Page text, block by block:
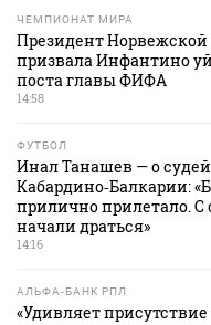
ЧЕМПИОНАТ МИРА
Президент
призвала Инфантино
поста главы ФИФА
14:58
ФУТБОЛ
Инал Танашев — о
Кабардино‑Балкарии:
прилично прилетало.
начали драться»
14:16
АЛЬФА-БАНК РПЛ
«Удивляет